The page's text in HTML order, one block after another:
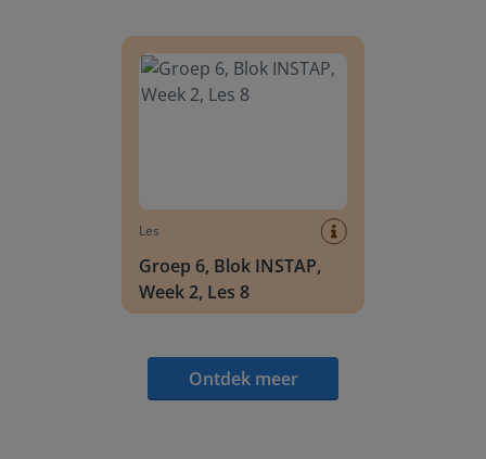
Les
Groep 6, Blok INSTAP,
Week 2, Les 8
Ontdek meer